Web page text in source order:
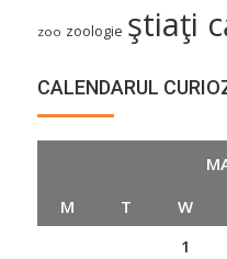
zoo zoologie ştiaţi
CALENDARUL
M
T W
1